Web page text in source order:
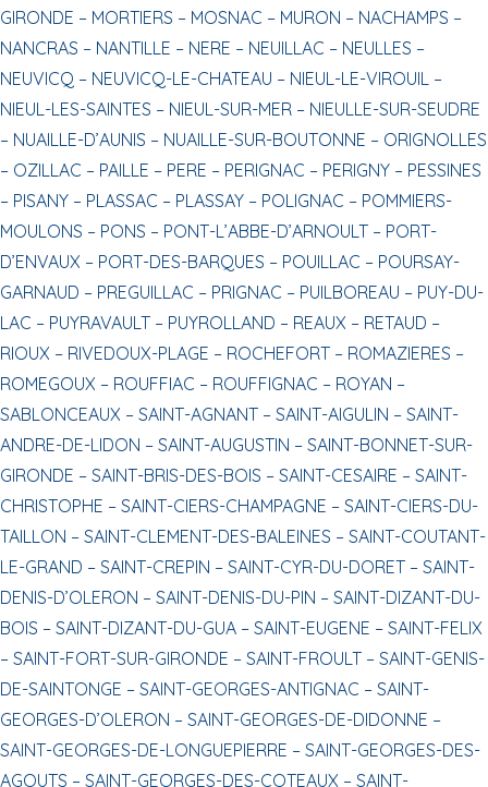
GIRONDE – MORTIERS – MOSNAC – MURON – NACHAMPS –
NANCRAS – NANTILLE – NERE – NEUILLAC – NEULLES –
NEUVICQ – NEUVICQ-LE-CHATEAU – NIEUL-LE-VIROUIL –
NIEUL-LES-SAINTES – NIEUL-SUR-MER – NIEULLE-SUR-SEUDRE
– NUAILLE-D’AUNIS – NUAILLE-SUR-BOUTONNE – ORIGNOLLES
– OZILLAC – PAILLE – PERE – PERIGNAC – PERIGNY – PESSINES
– PISANY – PLASSAC – PLASSAY – POLIGNAC – POMMIERS-
MOULONS – PONS – PONT-L’ABBE-D’ARNOULT – PORT-
D’ENVAUX – PORT-DES-BARQUES – POUILLAC – POURSAY-
GARNAUD – PREGUILLAC – PRIGNAC – PUILBOREAU – PUY-DU-
LAC – PUYRAVAULT – PUYROLLAND – REAUX – RETAUD –
RIOUX – RIVEDOUX-PLAGE – ROCHEFORT – ROMAZIERES –
ROMEGOUX – ROUFFIAC – ROUFFIGNAC – ROYAN –
SABLONCEAUX – SAINT-AGNANT – SAINT-AIGULIN – SAINT-
ANDRE-DE-LIDON – SAINT-AUGUSTIN – SAINT-BONNET-SUR-
GIRONDE – SAINT-BRIS-DES-BOIS – SAINT-CESAIRE – SAINT-
CHRISTOPHE – SAINT-CIERS-CHAMPAGNE – SAINT-CIERS-DU-
TAILLON – SAINT-CLEMENT-DES-BALEINES – SAINT-COUTANT-
LE-GRAND – SAINT-CREPIN – SAINT-CYR-DU-DORET – SAINT-
DENIS-D’OLERON – SAINT-DENIS-DU-PIN – SAINT-DIZANT-DU-
BOIS – SAINT-DIZANT-DU-GUA – SAINT-EUGENE – SAINT-FELIX
– SAINT-FORT-SUR-GIRONDE – SAINT-FROULT – SAINT-GENIS-
DE-SAINTONGE – SAINT-GEORGES-ANTIGNAC – SAINT-
GEORGES-D’OLERON – SAINT-GEORGES-DE-DIDONNE –
SAINT-GEORGES-DE-LONGUEPIERRE – SAINT-GEORGES-DES-
AGOUTS – SAINT-GEORGES-DES-COTEAUX – SAINT-